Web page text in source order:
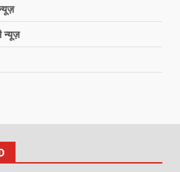
न्यूज़